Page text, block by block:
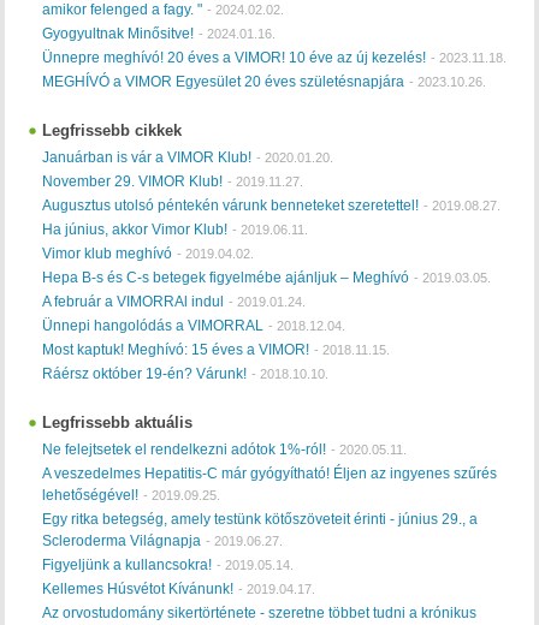
amikor felenged a fagy. " - 2024.02.02.
Gyogyultnak Minősitve! - 2024.01.16.
Ünnepre meghívó! 20 éves a VIMOR! 10 éve az új kezelés! - 2023.11.18.
MEGHÍVÓ a VIMOR Egyesület 20 éves születésnapjára - 2023.10.26.
Legfrissebb cikkek
Januárban is vár a VIMOR Klub! - 2020.01.20.
November 29. VIMOR Klub! - 2019.11.27.
Augusztus utolsó péntekén várunk benneteket szeretettel! - 2019.08.27.
Ha június, akkor Vimor Klub! - 2019.06.11.
Vimor klub meghívó - 2019.04.02.
Hepa B-s és C-s betegek figyelmébe ajánljuk – Meghívó - 2019.03.05.
A február a VIMORRAl indul - 2019.01.24.
Ünnepi hangolódás a VIMORRAL - 2018.12.04.
Most kaptuk! Meghívó: 15 éves a VIMOR! - 2018.11.15.
Ráérsz október 19-én? Várunk! - 2018.10.10.
Legfrissebb aktuális
Ne felejtsetek el rendelkezni adótok 1%-ról! - 2020.05.11.
A veszedelmes Hepatitis-C már gyógyítható! Éljen az ingyenes szűrés
lehetőségével! - 2019.09.25.
Egy ritka betegség, amely testünk kötőszöveteit érinti - június 29., a
Scleroderma Világnapja - 2019.06.27.
Figyeljünk a kullancsokra! - 2019.05.14.
Kellemes Húsvétot Kívánunk! - 2019.04.17.
Az orvostudomány sikertörténete - szeretne többet tudni a krónikus